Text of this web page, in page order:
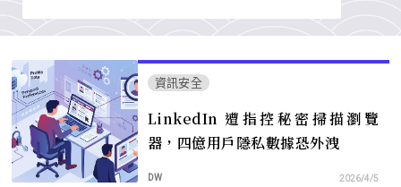
資訊安全
LinkedIn 遭指控秘密掃描瀏覽
器，四億用戶隱私數據恐外洩
DW 2026/4/5